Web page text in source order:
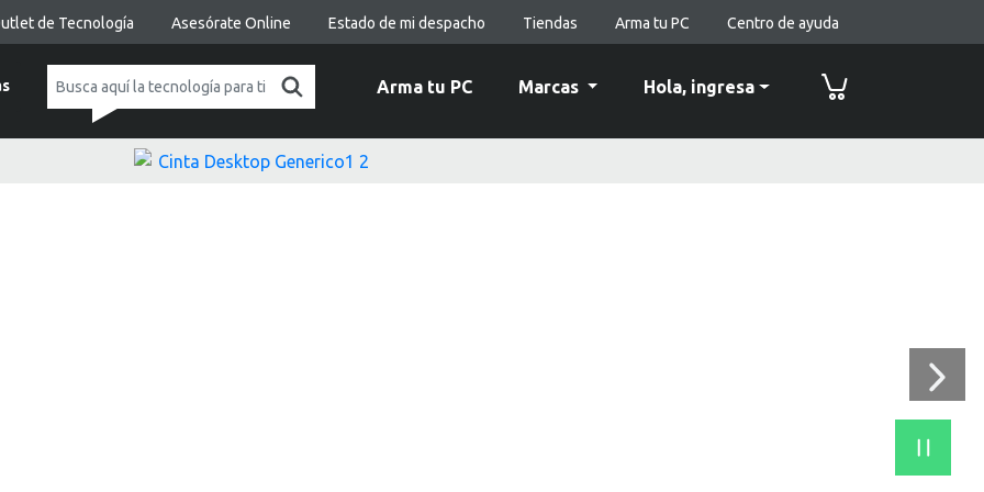
de Tecnología Asesórate Online Estado de mi despacho Tiendas Arma tu PC Centro de ayuda
Arma tu PC Marcas Hola, ingresa